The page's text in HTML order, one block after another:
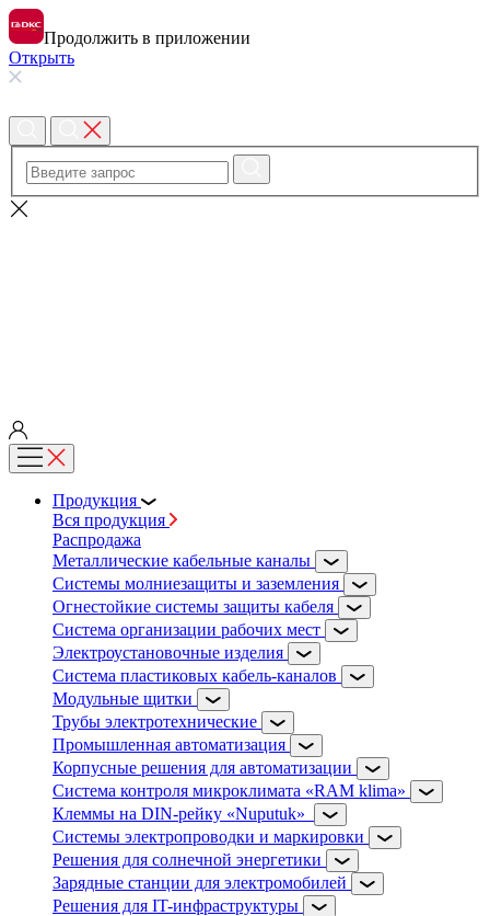
Продолжить в приложении
Открыть
Продукция
Вся продукция
Распродажа
Металлические кабельные каналы
Системы молниезащиты и заземления
Огнестойкие системы защиты кабеля
Система организации рабочих мест
Электроустановочные изделия
Система пластиковых кабель-каналов
Модульные щитки
Трубы электротехнические
Промышленная автоматизация
Корпусные решения для автоматизации
Система контроля микроклимата «RAM klima»
Клеммы на DIN-рейку «Nuputuk»
Системы электропроводки и маркировки
Решения для солнечной энергетики
Зарядные станции для электромобилей
Решения для IT-инфраструктуры